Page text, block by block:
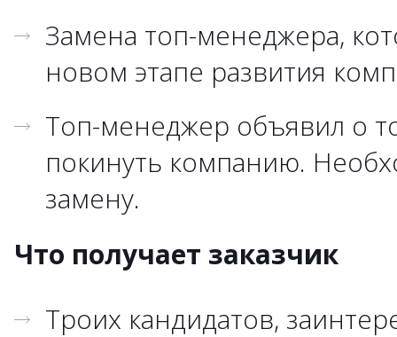
Замена топ-менеджера,
новом этапе развития
Топ-менеджер объявил о
покинуть компанию.
замену.
Что получает заказчик
Троих кандидатов,